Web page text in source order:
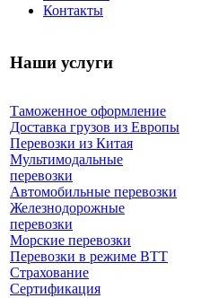
Контакты
Наши услуги
Таможенное оформление
Доставка грузов из Европы
Перевозки из Китая
Мультимодальные
перевозки
Автомобильные перевозки
Железнодорожные
перевозки
Морские перевозки
Перевозки в режиме ВТТ
Страхование
Сертификация